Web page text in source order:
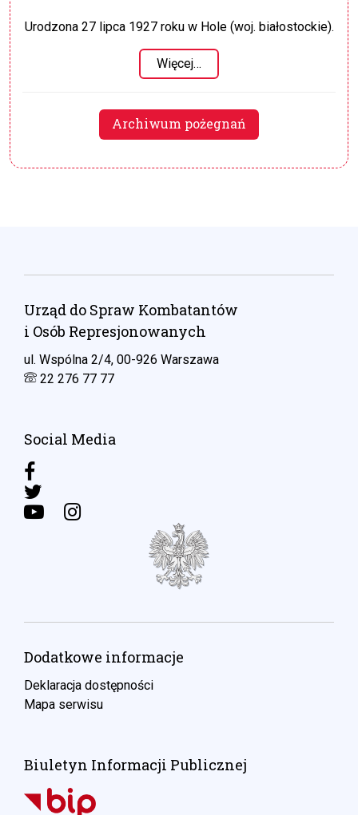
Urodzona 27 lipca 1927 roku w Hole (woj. białostockie).
Więcej…
Archiwum pożegnań
Urząd do Spraw Kombatantów
i Osób Represjonowanych
ul. Wspólna 2/4, 00-926 Warszawa
22 276 77 77
Social Media
Dodatkowe informacje
Deklaracja dostępności
Mapa serwisu
Biuletyn Informacji Publicznej